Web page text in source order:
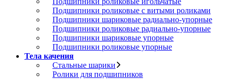
Подшипники роликовые с витыми роликами
Подшипники шариковые радиально-упорные
Подшипники роликовые радиально-упорные
Подшипники шариковые упорные
Подшипники роликовые упорные
Тела качения
Стальные шарики
Ролики для подшипников